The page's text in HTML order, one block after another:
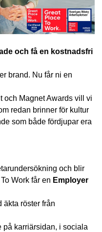
och få en kostnadsfri
brand. Nu får ni en
och Magnet Awards vill vi
redan brinner för kultur
som både fördjupar era
och blir
Work får en Employer
äkta röster från
på karriärsidan, i sociala